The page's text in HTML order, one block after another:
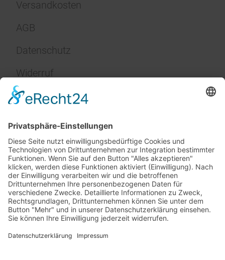
Versandkosten
AGB
Datenschutz
Widerruf
Impressum
Service
FAQ
Zahlungsarten